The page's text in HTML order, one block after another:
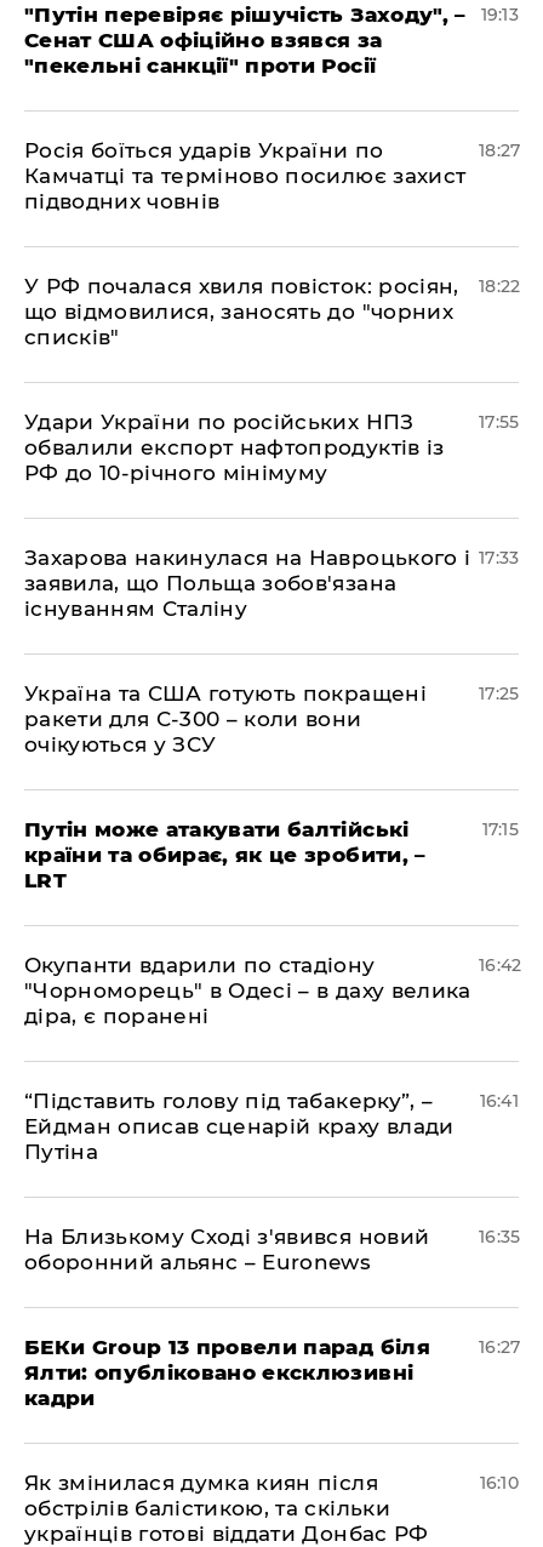
​"Путін перевіряє рішучість Заходу", –
Сенат США офіційно взявся за
"пекельні санкції" проти Росії
19:13
​Росія боїться ударів України по
Камчатці та терміново посилює захист
підводних човнів
18:27
​У РФ почалася хвиля повісток: росіян,
що відмовилися, заносять до "чорних
списків"
18:22
​Удари України по російських НПЗ
обвалили експорт нафтопродуктів із
РФ до 10-річного мінімуму
17:55
​Захарова накинулася на Навроцького і
заявила, що Польща зобов'язана
існуванням Сталіну
17:33
​Україна та США готують покращені
ракети для С-300 – коли вони
очікуються у ЗСУ
17:25
​Путін може атакувати балтійські
країни та обирає, як це зробити, –
LRT
17:15
​Окупанти вдарили по стадіону
"Чорноморець" в Одесі – в даху велика
діра, є поранені
16:42
​“Підставить голову під табакерку”, –
Ейдман описав сценарій краху влади
Путіна
16:41
На Близькому Сході з'явився новий
оборонний альянс – Euronews
16:35
БЕКи Group 13 провели парад біля
Ялти: опубліковано ексклюзивні
кадри
16:27
Як змінилася думка киян після
обстрілів балістикою, та скільки
українців готові віддати Донбас РФ
16:10